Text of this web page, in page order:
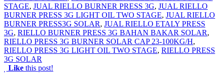
STAGE, JUAL RIELLO BURNER PRESS 3G, JUAL RIELLO
BURNER PRESS 3G LIGHT OIL TWO STAGE, JUAL RIELLO
BURNER PRESS3G SOLAR, JUAL RIELLO ETALY PRESS
3G, RIELLO BURNER PRESS 3G BAHAN BAKAR SOLAR,
RIELLO PRESS 3G BURNER SOLAR CAP 23-100KG/H,
RIELLO PRESS 3G LIGHT OIL TWO STAGE, RIELLO PRESS
3G SOLAR
Like this post!